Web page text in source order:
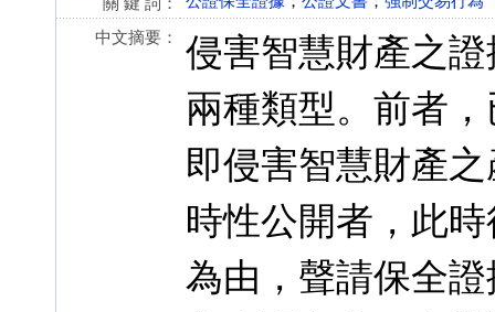
中文摘要：
侵害智慧財產之
兩種類型。前者
即侵害智慧財產
時性公開者，此
為由，聲請保全